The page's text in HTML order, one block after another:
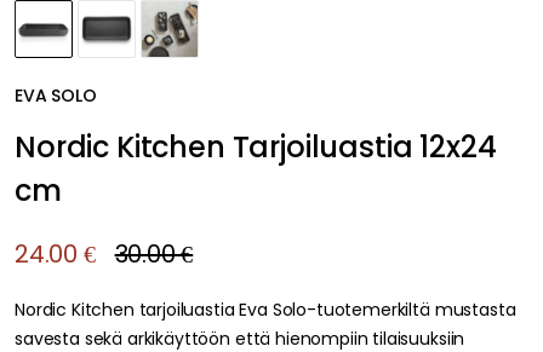
EVA SOLO
Nordic Kitchen Tarjoiluastia 12x24
cm
24.00 € 30.00 €
Nordic Kitchen tarjoiluastia Eva Solo-tuotemerkiltä mustasta
savesta sekä arkikäyttöön että hienompiin tilaisuuksiin